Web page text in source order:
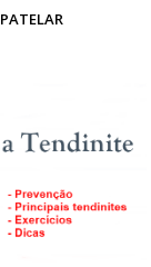
tendinite?
lesão comum